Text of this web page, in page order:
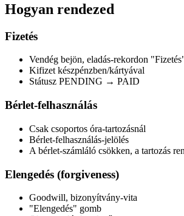
Hogyan rendezed
Fizetés
Vendég bejön, eladás-rekordon
Kifizet készpénzben/kártyával
Státusz PENDING → PAID
Bérlet-felhasználás
Csak csoportos óra-tartozásnál
Bérlet-felhasználás-jelölés
A bérlet-számláló csökken, a tartozás
Elengedés (forgiveness)
Goodwill, bizonyítvány-vita
"Elengedés" gomb